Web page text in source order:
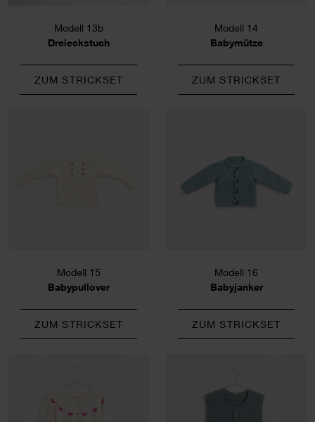
Modell 13b
Dreieckstuch
ZUM STRICKSET
Modell 14
Babymütze
ZUM STRICKSET
Modell 15
Babypullover
ZUM STRICKSET
Modell 16
Babyjanker
ZUM STRICKSET